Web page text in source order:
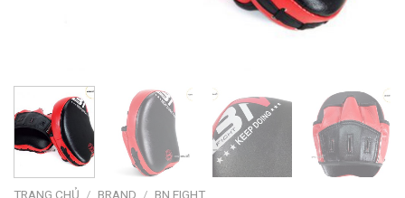
TRANG CHỦ / BRAND / BN FIGHT